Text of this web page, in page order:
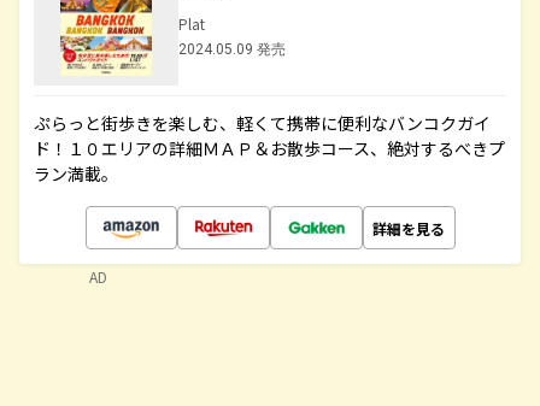
Plat
2024.05.09 発売
ぷらっと街歩きを楽しむ、軽くて携帯に便利なバンコクガイ
ド！１０エリアの詳細ＭＡＰ＆お散歩コース、絶対するべきプ
ラン満載。
詳細を見る
AD